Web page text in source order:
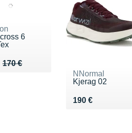
6
170 €170 €
€
NNormal
Kjerag 02
190 €
Vendu 190 €